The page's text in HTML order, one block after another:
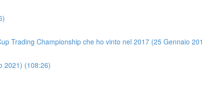
Trading Championship che ho vinto nel 2017 (25 Gennaio
2021) (108:26)